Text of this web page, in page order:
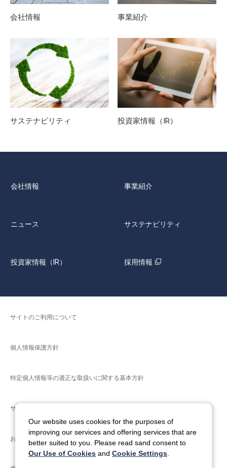
会社情報 事業紹介
サステナビリティ 投資家情報（IR）
会社情報 事業紹介
ニュース サステナビリティ
投資家情報（IR） 採用情報
サイトのご利用について
個人情報保護方針
特定個人情報等の適正な取扱いに関する基本方針
サイトマップ
お問い合わせ
Our website uses cookies for the purposes of
improving our services and offering services that are
better suited to you. Please read sand consent to
Our Use of Cookies and Cookie Settings